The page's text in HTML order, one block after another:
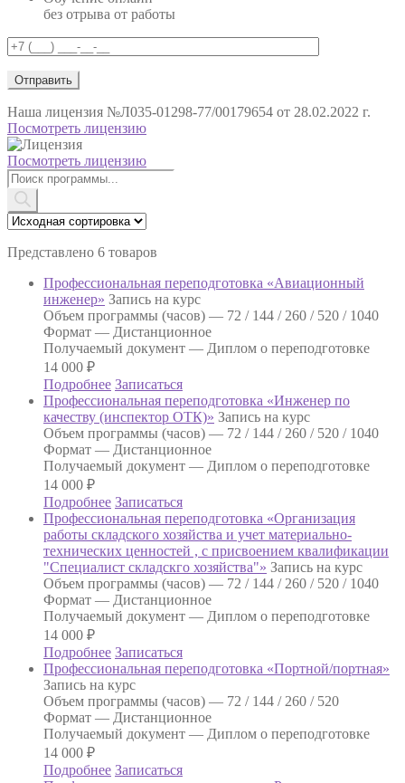
без отрыва от работы
Наша лицензия №Л035-01298-77/00179654 от 28.02.2022 г.
Посмотреть лицензию
Посмотреть лицензию
Поиск
товаров
Представлено 6 товаров
Профессиональная переподготовка «Авиационный
инженер» Запись на курс
Объем программы (часов) — 72 / 144 / 260 / 520 / 1040
Формат — Дистанционное
Получаемый документ — Диплом о переподготовке
14 000 ₽
Подробнее Записаться
Профессиональная переподготовка «Инженер по
качеству (инспектор ОТК)» Запись на курс
Объем программы (часов) — 72 / 144 / 260 / 520 / 1040
Формат — Дистанционное
Получаемый документ — Диплом о переподготовке
14 000 ₽
Подробнее Записаться
Профессиональная переподготовка «Организация
работы складского хозяйства и учет материально-
технических ценностей , с присвоением квалификации
"Специалист складскго хозяйства"» Запись на курс
Объем программы (часов) — 72 / 144 / 260 / 520 / 1040
Формат — Дистанционное
Получаемый документ — Диплом о переподготовке
14 000 ₽
Подробнее Записаться
Профессиональная переподготовка «Портной/портная»
Запись на курс
Объем программы (часов) — 72 / 144 / 260 / 520
Формат — Дистанционное
Получаемый документ — Диплом о переподготовке
14 000 ₽
Подробнее Записаться